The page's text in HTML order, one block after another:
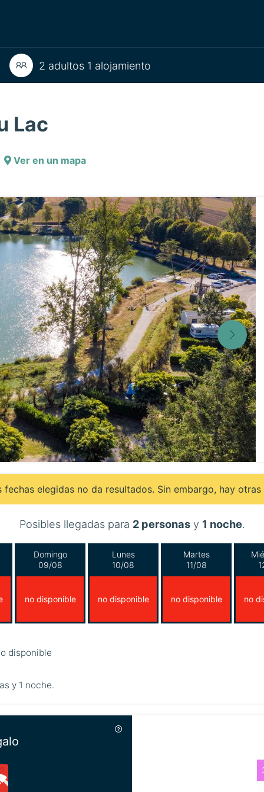
2 adultos 1 alojamiento
Lac
Ver en un mapa
fechas elegidas no da resultados. Sin embargo, hay
Posibles llegadas para 2 personasy 1 noche.
Domingo
09/08
no disponible
Lunes
10/08
no disponible
Martes
11/08
no disponible no
disponible
y 1 noche.